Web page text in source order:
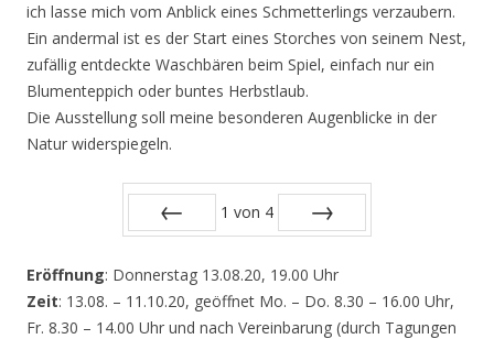
ich lasse mich vom Anblick eines Schmetterlings verzaubern.
Ein andermal ist es der Start eines Storches von seinem Nest,
zufällig entdeckte Waschbären beim Spiel, einfach nur ein
Blumenteppich oder buntes Herbstlaub.
Die Ausstellung soll meine besonderen Augenblicke in der
Natur widerspiegeln.
1 von 4
Eröffnung: Donnerstag 13.08.20, 19.00 Uhr
Zeit: 13.08. – 11.10.20, geöffnet Mo. – Do. 8.30 – 16.00 Uhr,
Fr. 8.30 – 14.00 Uhr und nach Vereinbarung (durch Tagungen